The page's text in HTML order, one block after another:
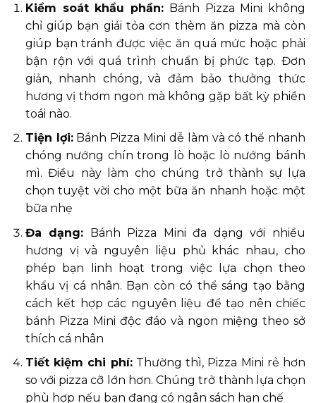
Kiểm soát khẩu phần: Bánh Pizza Mini không
chỉ giúp bạn giải tỏa cơn thèm ăn pizza mà còn
giúp bạn tránh được việc ăn quá mức hoặc phải
bận rộn với quá trình chuẩn bị phức tạp. Đơn
giản, nhanh chóng, và đảm bảo thưởng thức
hương vị thơm ngon mà không gặp bất kỳ phiền
toái nào.
Tiện lợi:Bánh Pizza Mini dễ làm và có thể nhanh
chóng nướng chín trong lò hoặc lò nướng bánh
mì. Điều này làm cho chúng trở thành sự lựa
chọn tuyệt vời cho một bữa ăn nhanh hoặc một
bữa nhẹ
Đa dạng: Bánh Pizza Mini đa dạng với nhiều
hương vị và nguyên liệu phủ khác nhau, cho
phép bạn linh hoạt trong việc lựa chọn theo
khẩu vị cá nhân. Bạn còn có thể sáng tạo bằng
cách kết hợp các nguyên liệu để tạo nên chiếc
bánh Pizza Mini độc đáo và ngon miệng theo sở
thích cá nhân
Tiết kiệm chi phí:Thường thì, Pizza Mini rẻ hơn
so với pizza cỡ lớn hơn. Chúng trở thành lựa chọn
phù hợp nếu bạn đang có ngân sách hạn chế